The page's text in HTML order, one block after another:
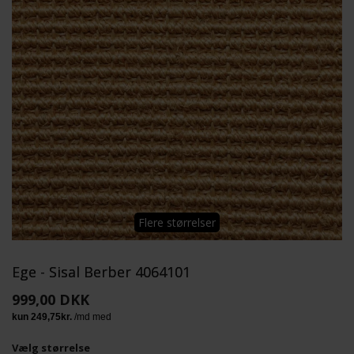
Flere størrelser
Ege - Sisal Berber 4064101
999,00 DKK
Vælg størrelse